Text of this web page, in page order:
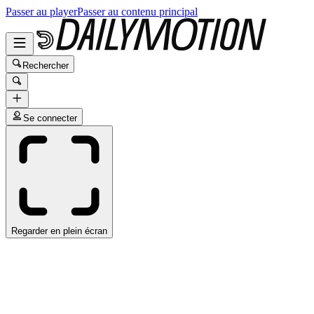
Passer au playerPasser au contenu principal
Rechercher
Se connecter
Regarder en plein écran